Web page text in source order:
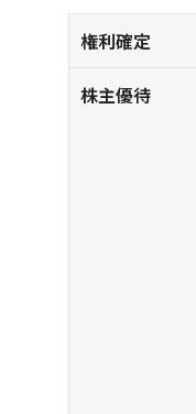
権利確定
株主優待